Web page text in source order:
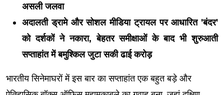
असली जलवा
अदालती ड्रामे और सोशल मीडिया ट्रायल पर आधारित 'बंदर'
को दर्शकों ने नकारा, बेहतर समीक्षाओं के बाद भी शुरुआती
सप्ताहांत में बमुश्किल जुटा सकी ढाई करोड़
भारतीय सिनेमाघरों में इस बार का सप्ताहांत एक बहुत बड़े और